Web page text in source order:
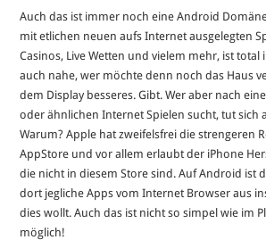
Auch das ist immer noch eine Android
mit etlichen neuen aufs Internet ausgelegten
Casinos, Live Wetten und vielem mehr, ist total
auch nahe, wer möchte denn noch das Haus
dem Display besseres. Gibt. Wer aber nach
oder ähnlichen Internet Spielen sucht, tut sich
Warum? Apple hat zweifelsfrei die strengeren
AppStore und vor allem erlaubt der iPhone
die nicht in diesem Store sind. Auf Android ist
dort jegliche Apps vom Internet Browser aus
dies wollt. Auch das ist nicht so simpel wie im
möglich!